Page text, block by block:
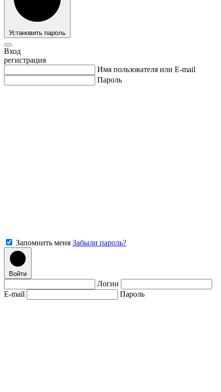
Установить пароль
Вход
регистрация
Имя пользователя или E-mail
Пароль
Запомнить меня Забыли пароль?
Войти
Логин
E-mail
Пароль